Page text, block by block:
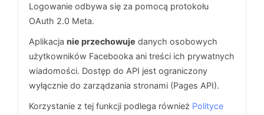
Logowanie odbywa się za pomocą protokołu
OAuth 2.0 Meta.
Aplikacja nie przechowuje danych osobowych
użytkowników Facebooka ani treści ich prywatnych
wiadomości. Dostęp do API jest ograniczony
wyłącznie do zarządzania stronami (Pages API).
Korzystanie z tej funkcji podlega również Polityce